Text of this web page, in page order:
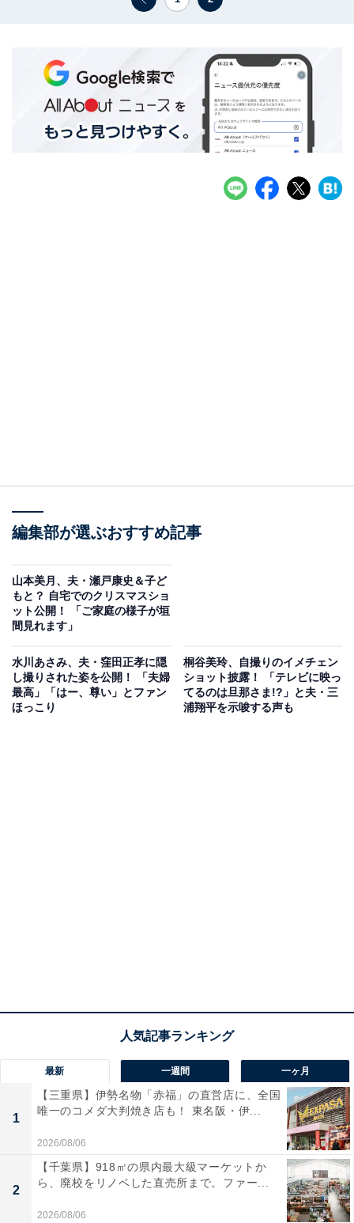
編集部が選ぶおすすめ記事
山本美月、夫・瀬戸康史＆子ど
もと？ 自宅でのクリスマスショ
ット公開！ 「ご家庭の様子が垣
間見れます」
水川あさみ、夫・窪田正孝に隠
し撮りされた姿を公開！ 「夫婦
最高」「はー、尊い」とファン
ほっこり
桐谷美玲、自撮りのイメチェン
ショット披露！ 「テレビに映っ
てるのは旦那さま!?」と夫・三
浦翔平を示唆する声も
最新 一週間 一ヶ月
1
【三重県】伊勢名物「赤福」の直営店に、全国
唯一のコメダ大判焼き店も！ 東名阪・伊...
2026/08/06
2
【千葉県】918㎡の県内最大級マーケットか
ら、廃校をリノベした直売所まで。ファー...
2026/08/06